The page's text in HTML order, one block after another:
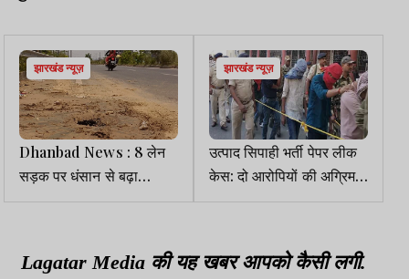
झारखंड न्यूज़
Dhanbad News : 8 लेन
सड़क पर धंसान से बढ़ा
खतरा,सड़क सुरक्षा पर उठे
झारखंड न्यूज़
उत्पाद सिपाही भर्ती पेपर लीक
केस: दो आरोपियों की अग्रिम
बेल याचिका पर कोर्ट ने मांगी
Lagatar Media की यह खबर आपको कैसी लगी.